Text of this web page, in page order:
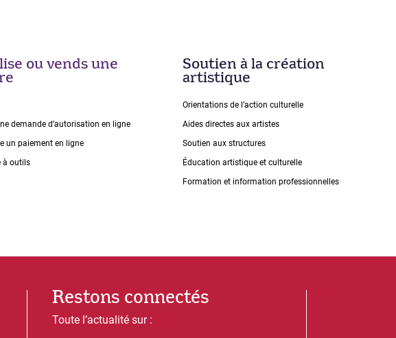
ou vends une
demande dʼautorisation en ligne
un paiement en ligne
à outils
Soutien à la création
artistique
Orientations de lʼaction culturelle
Aides directes aux artistes
Soutien aux structures
Éducation artistique et culturelle
Formation et information professionnelles
Restons connectés
Toute l’actualité sur :